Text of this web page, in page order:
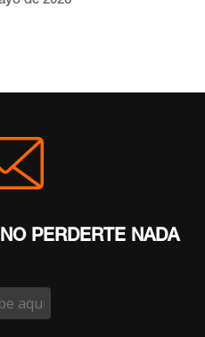
PERDERTE NADA